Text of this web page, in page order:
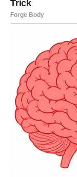
ostanite smireni i
dan donosi.